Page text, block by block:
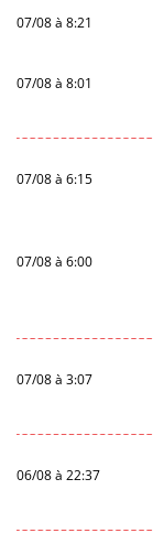
07/08 à 8:21
07/08 à 8:01
07/08 à 6:15
07/08 à 6:00
07/08 à 3:07
06/08 à 22:37